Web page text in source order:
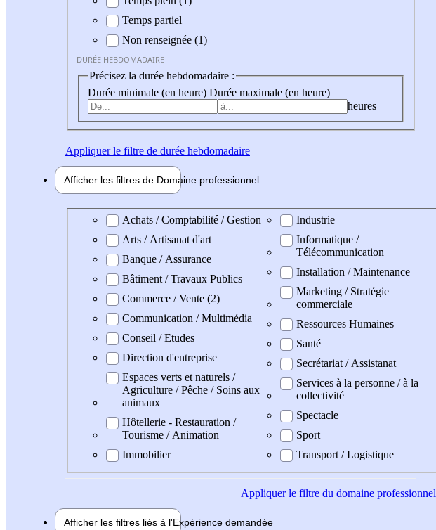
Temps partiel
Non renseignée (1)
DURÉE HEBDOMADAIRE
Précisez la durée hebdomadaire :
Durée minimale (en heure) Durée maximale (en heure)
heures
Appliquerle filtre de durée hebdomadaire
Afficher les filtres de Domaine professionnel
Domaine professionel
Achats / Comptabilité / Gestion
Arts / Artisanat d'art
Banque / Assurance
Bâtiment / Travaux Publics
Commerce / Vente (2)
Communication / Multimédia
Conseil / Etudes
Direction d'entreprise
Espaces verts et naturels /
Agriculture / Pêche / Soins aux
animaux
Hôtellerie - Restauration /
Tourisme / Animation
Immobilier
Industrie
Informatique /
Télécommunication
Installation / Maintenance
Marketing / Stratégie
commerciale
Ressources Humaines
Santé
Secrétariat / Assistanat
Services à la personne / à la
collectivité
Spectacle
Sport
Transport / Logistique
Appliquerle filtre du domaine professionnel
Afficher les filtres liés à l'Expérience demandée